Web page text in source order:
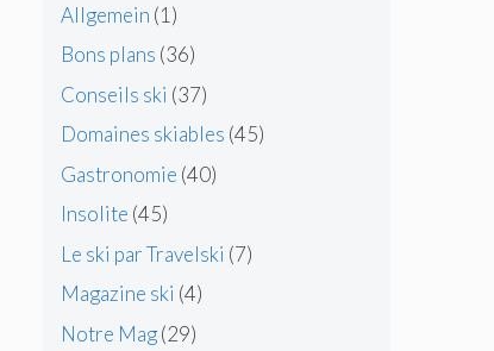
Allgemein (1)
Bons plans (36)
Conseils ski (37)
Domaines skiables (45)
Gastronomie (40)
Insolite (45)
Le ski par Travelski (7)
Magazine ski (4)
Notre Mag(29)